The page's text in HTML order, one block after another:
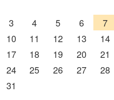
3
4 5 6 7
10
11 12 13 14
17
18 19 20 21
24
25 26 27 28
31